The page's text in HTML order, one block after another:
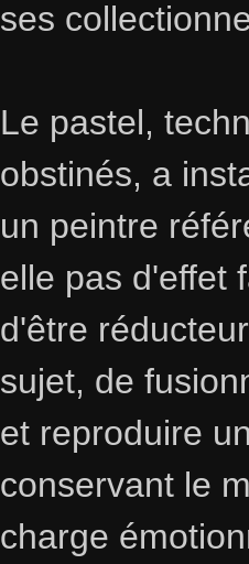
ses
Le pastel,
obstinés, a
un peintre
elle pas d'effet
d'être
sujet, de
et reproduire
conservant le
charge